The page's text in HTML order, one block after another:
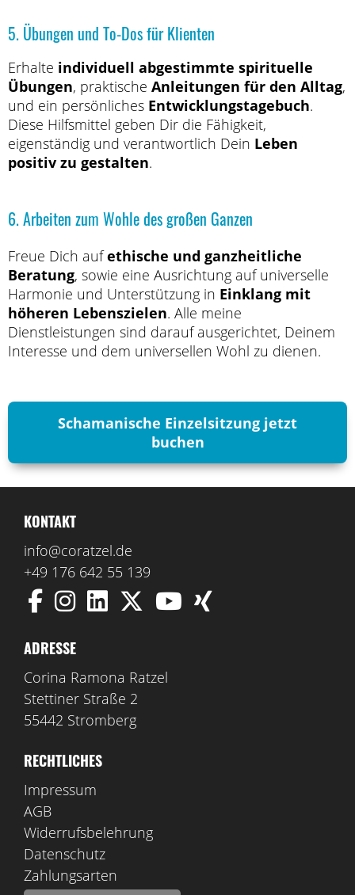
5. Übungen und To-Dos für Klienten
Erhalte individuell abgestimmte spirituelle
Übungen, praktische Anleitungen für den Alltag,
und ein persönliches Entwicklungstagebuch.
Diese Hilfsmittel geben Dir die Fähigkeit,
eigenständig und verantwortlich Dein Leben
positiv zu gestalten.
6. Arbeiten zum Wohle des großen Ganzen
Freue Dich aufethische und ganzheitliche
Beratung, sowie eine Ausrichtung auf universelle
Harmonie und Unterstützung in Einklang mit
höheren Lebenszielen. Alle meine
Dienstleistungen sind darauf ausgerichtet, Deinem
Interesse und dem universellen Wohl zu dienen.
Schamanische Einzelsitzung jetzt
buchen
KONTAKT
info@coratzel.de
+49 176 642 55 139
ADRESSE
Corina Ramona Ratzel
Stettiner Straße 2
55442 Stromberg
RECHTLICHES
Impressum
AGB
Widerrufsbelehrung
Datenschutz
Zahlungsarten